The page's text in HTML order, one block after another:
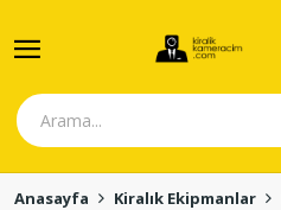
Anasayfa Kiralık Ekipmanlar